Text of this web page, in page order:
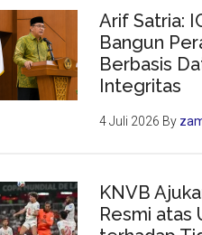
Arif Satria:
Bangun
Berbasis
Integritas
4 Juli 2026 By
KNVB
Resmi atas